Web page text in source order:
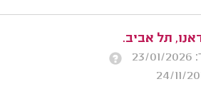
תל אביב.